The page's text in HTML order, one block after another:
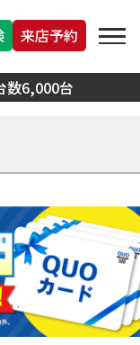
数6,000台
来店予約